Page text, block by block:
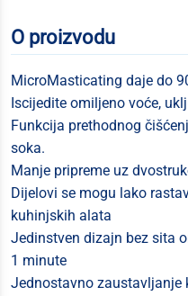
O proizvodu
MicroMasticating daje do
Iscijedite omiljeno voće,
Funkcija prethodnog
soka.
Manje pripreme uz
Dijelovi se mogu lako
kuhinjskih alata
Jedinstven dizajn bez sita
1 minute
Jednostavno zaustavljanje